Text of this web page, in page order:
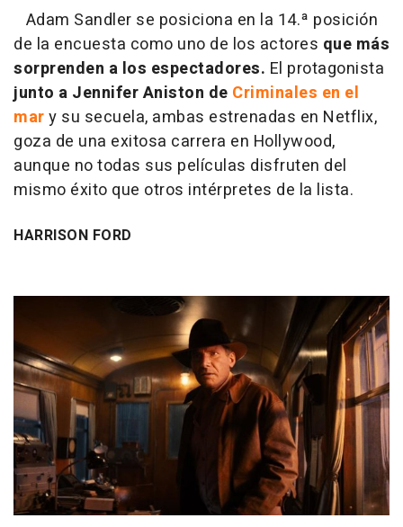
Adam Sandler se posiciona en la 14.ª posición
de la encuesta como uno de los actores que más
sorprenden a los espectadores. El protagonista
junto a Jennifer Aniston de Criminales en el
mary su secuela, ambas estrenadas en Netflix,
goza de una exitosa carrera en Hollywood,
aunque no todas sus películas disfruten del
mismo éxito que otros intérpretes de la lista.
HARRISON FORD